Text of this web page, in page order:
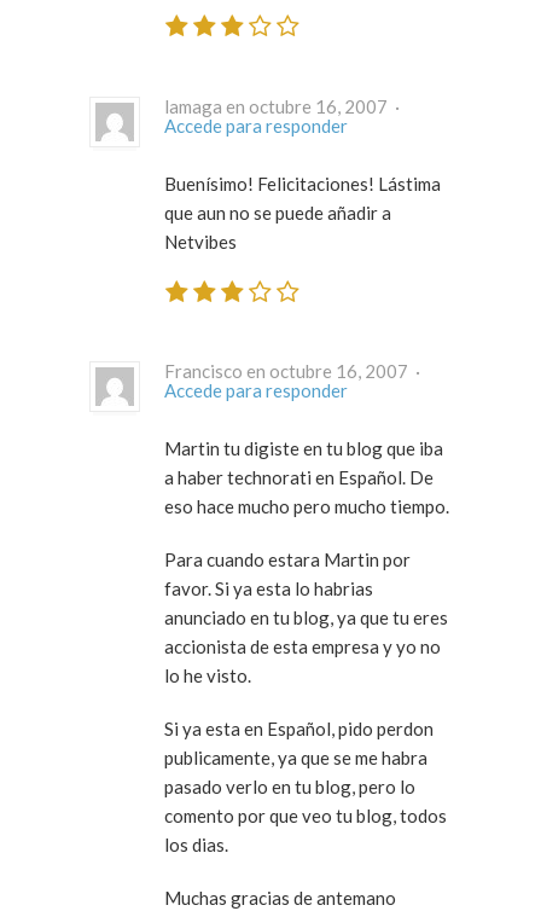
lamaga en octubre 16, 2007 ·
Accede para responder
Buenísimo! Felicitaciones! Lástima
que aun no se puede añadir a
Netvibes
Francisco en octubre 16, 2007 ·
Accede para responder
Martin tu digiste en tu blog que iba
a haber technorati en Español. De
eso hace mucho pero mucho tiempo.
Para cuando estara Martin por
favor. Si ya esta lo habrias
anunciado en tu blog, ya que tu eres
accionista de esta empresa y yo no
lo he visto.
Si ya esta en Español, pido perdon
publicamente, ya que se me habra
pasado verlo en tu blog, pero lo
comento por que veo tu blog, todos
los dias.
Muchas gracias de antemano